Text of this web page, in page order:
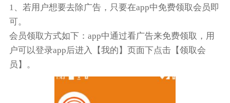
1、若用户想要去除广告，只要在app中免费领取会员即
可。
会员领取方式如下：app中通过看广告来免费领取，用
户可以登录app后进入【我的】页面下点击【领取会
员】。